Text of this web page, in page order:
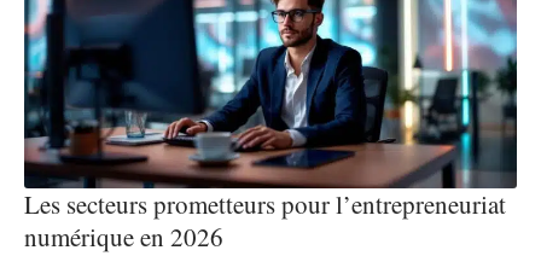
Les secteurs prometteurs pour l’entrepreneuriat
numérique en 2026